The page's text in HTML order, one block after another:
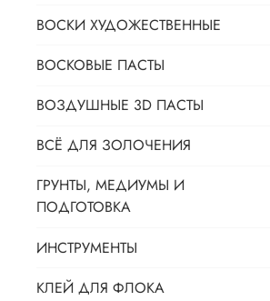
ВОСКИ ХУДОЖЕСТВЕННЫЕ
ВОСКОВЫЕ ПАСТЫ
ВОЗДУШНЫЕ 3D ПАСТЫ
ВСЁ ДЛЯ ЗОЛОЧЕНИЯ
ГРУНТЫ, МЕДИУМЫ И
ПОДГОТОВКА
ИНСТРУМЕНТЫ
КЛЕЙ ДЛЯ ФЛОКА